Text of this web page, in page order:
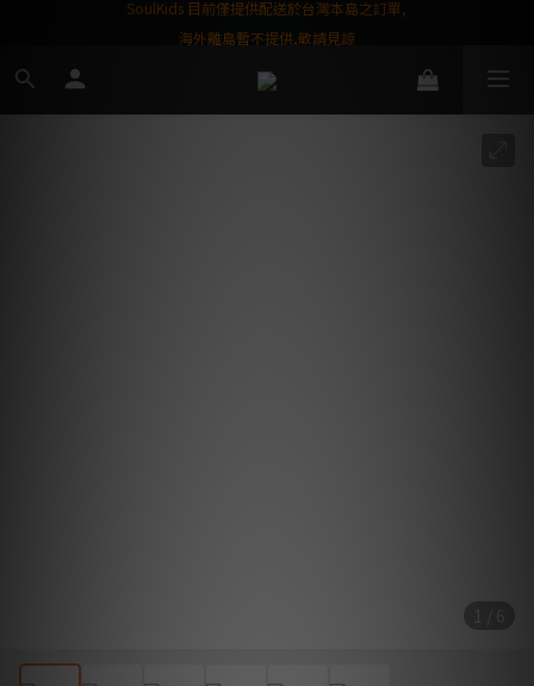
屬購物金❤️
SoulKids 目前僅提供配送於台灣本島之訂單,
海外離島暫不提供,敬請見諒